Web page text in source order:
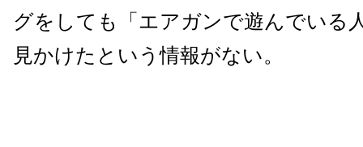
グをしても「エアガンで遊んでいる
見かけたという情報がない。